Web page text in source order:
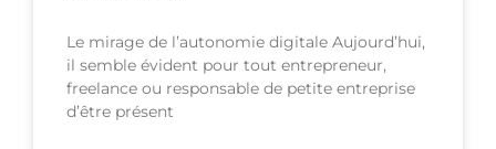
Le mirage de l’autonomie digitale Aujourd’hui,
il semble évident pour tout entrepreneur,
freelance ou responsable de petite entreprise
d’être présent